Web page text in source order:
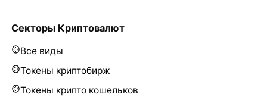
Секторы Криптовалют
Все виды
Токены криптобирж
Токены крипто кошельков